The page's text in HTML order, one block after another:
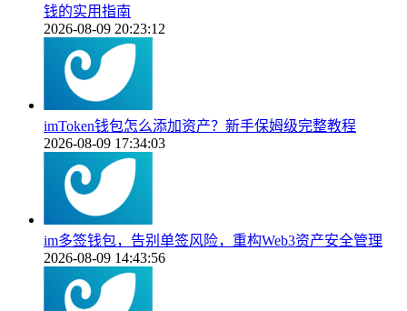
钱的实用指南
2026-08-09 20:23:12
imToken钱包怎么添加资产？新手保姆级完整教程
2026-08-09 17:34:03
im多签钱包，告别单签风险，重构Web3资产安全管理
2026-08-09 14:43:56